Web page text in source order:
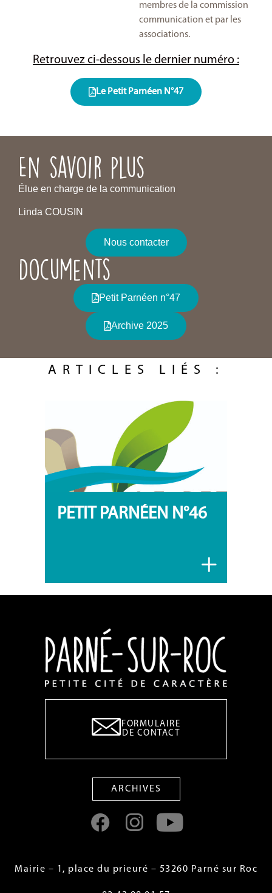
membres de la commission
communication et par les
associations.
Retrouvez ci-dessous le dernier numéro :
Le Petit Parnéen N°47
En savoir plus
Élue en charge de la communication
Linda COUSIN
Nous contacter
Documents
Petit Parnéen n°47
Archive 2025
ARTICLES LIÉS :
PETIT PARNÉEN N°46
trimestre 2025 et Agenda
automne/hiver 2025 Bonne lecture
FORMULAIRE
DE CONTACT
ARCHIVES
Mairie – 1, place du prieuré – 53260 Parné sur Roc